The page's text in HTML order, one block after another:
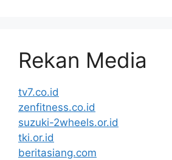
Rekan Media
tv7.co.id
zenfitness.co.id
suzuki-2wheels.or.id
tki.or.id
beritasiang.com